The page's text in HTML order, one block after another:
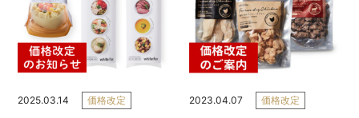
2025.03.14 価格改定 2023.04.07 価格改定